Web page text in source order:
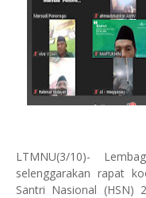
LTMNU(3/10)-
selenggarakan rapat
Santri Nasional (HSN)